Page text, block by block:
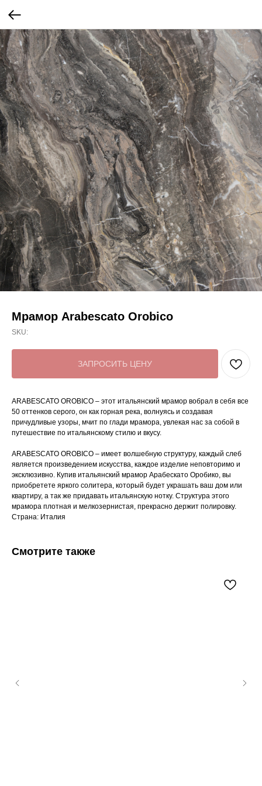
Мрамор Arabescato Orobico
SKU:
ЗАПРОСИТЬ ЦЕНУ
ARABESCATO OROBICO – этот итальянский мрамор вобрал в себя все
50 оттенков серого, он как горная река, волнуясь и создавая
причудливые узоры, мчит по глади мрамора, увлекая нас за собой в
путешествие по итальянскому стилю и вкусу.
ARABESCATO OROBICO – имеет волшебную структуру, каждый слеб
является произведением искусства, каждое изделие неповторимо и
эксклюзивно. Купив итальянский мрамор Арабескато Оробико, вы
приобретете яркого солитера, который будет украшать ваш дом или
квартиру, а так же придавать итальянскую нотку. Структура этого
мрамора плотная и мелкозернистая, прекрасно держит полировку.
Страна: Италия
Смотрите также